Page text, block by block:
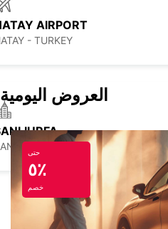
AIRPORT
- TURKEY
- TURKEY
العروض
حتى
٥٪
خصم